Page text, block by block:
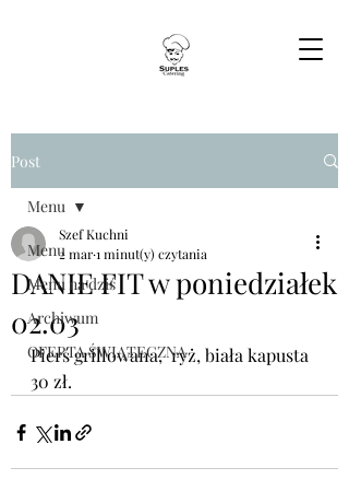
Post
Menu
Menu na dziś
Archiwum
OFERTA ŚWIĄTECZNA
Menu
DANIE FIT w poniedziałek
02.03
Szef Kuchni
2 mar1 minut(y) czytania
Pierś grillowana,  ryż, biała kapusta
30 zł.